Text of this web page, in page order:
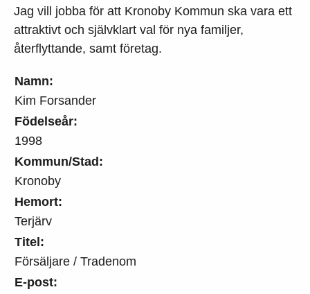
Namn:
Kim Forsander
Födelseår:
1998
Kommun/Stad:
Kronoby
Hemort:
Terjärv
Titel:
Försäljare / Tradenom
E-post:
Jag vill jobba för att Kronoby Kommun ska vara ett
attraktivt och självklart val för nya familjer,
återflyttande, samt företag.